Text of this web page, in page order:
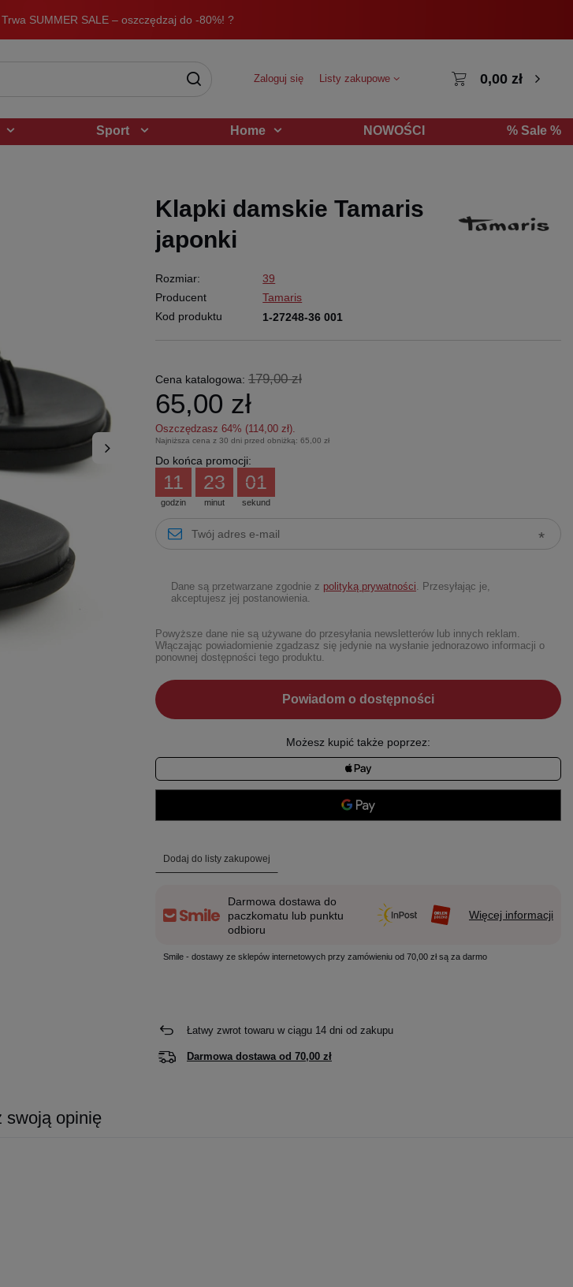
Trwa SUMMER SALE – oszczędzaj do -80%! ?
Zaloguj się Listy zakupowe 0,00 zł
Sport Home NOWOŚCI % Sale %
Klapki damskie Tamaris
japonki
Rozmiar:
39
Producent
Tamaris
Kod produktu
1-27248-36 001
Cena katalogowa: 179,00 zł
65,00 zł
Oszczędzasz 64% (114,00 zł).
Najniższa cena z 30 dni przed obniżką: 65,00 zł
Do końca promocji:
godzin
11
minut
23
sekund
00
Dane są przetwarzane zgodnie z polityką prywatności. Przesyłając je,
akceptujesz jej postanowienia.
Powyższe dane nie są używane do przesyłania newsletterów lub innych reklam.
Włączając powiadomienie zgadzasz się jedynie na wysłanie jednorazowo informacji o
ponownej dostępności tego produktu.
Powiadom o dostępności
Możesz kupić także poprzez:
Dodaj do listy zakupowej
Darmowa dostawa do
paczkomatu lub punktu
odbioru
Więcej informacji
Smile - dostawy ze sklepów internetowych przy zamówieniu od 70,00 zł są za darmo
Łatwy zwrot towaru w ciągu 14dni od zakupu
Darmowa dostawa od 70,00 zł
swoją opinię